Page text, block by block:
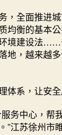
，全面推进
均衡的基本
境建设法
地，越来越
体系，让安
务中心，帮
”江苏徐州市